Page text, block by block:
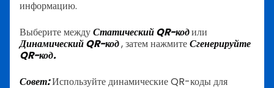
информацию.
Выберите междуСтатический QR-кодили
Динамический QR-код, затем нажмитеСгенерируйте
QR-код.
Совет:Используйте динамические QR-коды для